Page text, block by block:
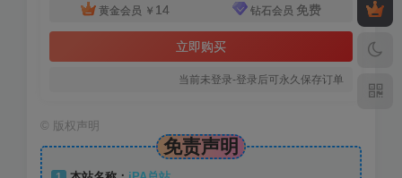
黄金会员 ￥ 14 钻石会员 免费
立即购买
当前未登录-登录后可永久保存订单
© 版权声明
免责声明